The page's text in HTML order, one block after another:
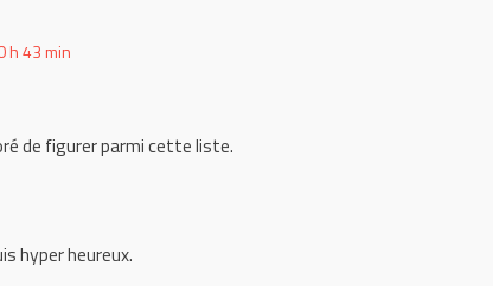
h 43 min
de figurer parmi cette liste.
hyper heureux.